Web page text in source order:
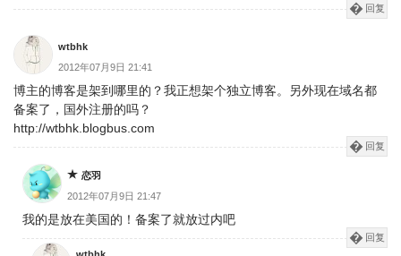
回复
wtbhk
2012年07月9日 21:41
博主的博客是架到哪里的？我正想架个独立博客。另外现在域名都
备案了，国外注册的吗？
http://wtbhk.blogbus.com
回复
恋羽
2012年07月9日 21:47
我的是放在美国的！备案了就放过内吧
回复